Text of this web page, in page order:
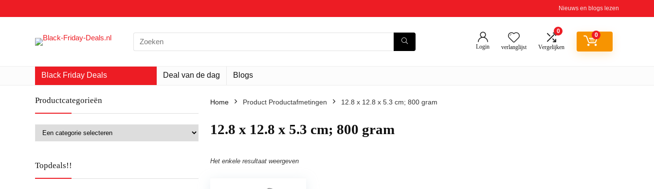
Nieuws en blogs lezen
Search
for:
Login verlanglijst
0
Vergelijken
0
Black Friday Deals Deal van de dag Blogs
Productcategorieën
Topdeals!!
Home Product Productafmetingen ‎12.8 x 12.8 x 5.3 cm; 800 gram
‎12.8 x 12.8 x 5.3 cm; 800 gram
Het enkele resultaat weergeven